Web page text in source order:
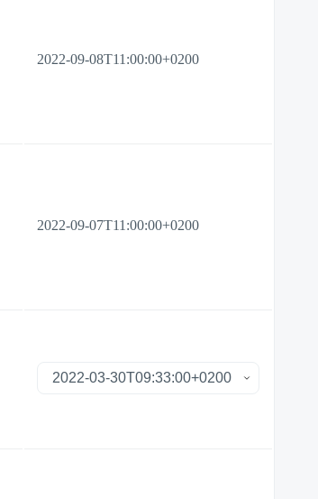
2022-09-08T11:00:00+0200
2022-09-07T11:00:00+0200